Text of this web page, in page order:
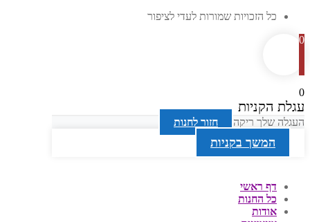
כל הזכויות שמורות לעדי לציפור
0
0
עגלת הקניות
העגלה שלך ריקה חזור לחנות
המשך בקניות
דף ראשי
כל החנות
אודות